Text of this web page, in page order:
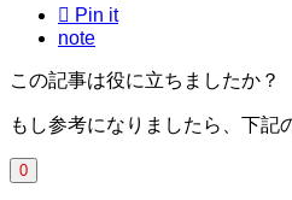
 Pin it
note
この記事は役に立ちましたか？
もし参考になりましたら、下記
0